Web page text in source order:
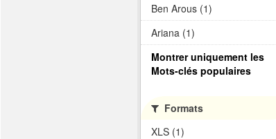
Ben Arous (1)
Ariana (1)
Montrer uniquement les
Mots-clés populaires
Formats
XLS (1)